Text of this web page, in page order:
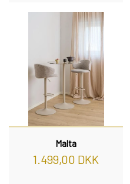
Malta
1.499,00 DKK